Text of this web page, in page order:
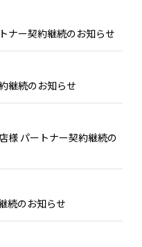
ナー契約継続のお知らせ
継続のお知らせ
様 パートナー契約継続の
続のお知らせ